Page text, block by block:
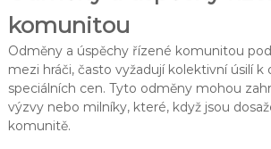
komunitou
Odměny a úspěchy řízené komunitou
mezi hráči, často vyžadují kolektivní úsilí k
speciálních cen. Tyto odměny mohou
výzvy nebo milníky, které, když jsou
komunitě.